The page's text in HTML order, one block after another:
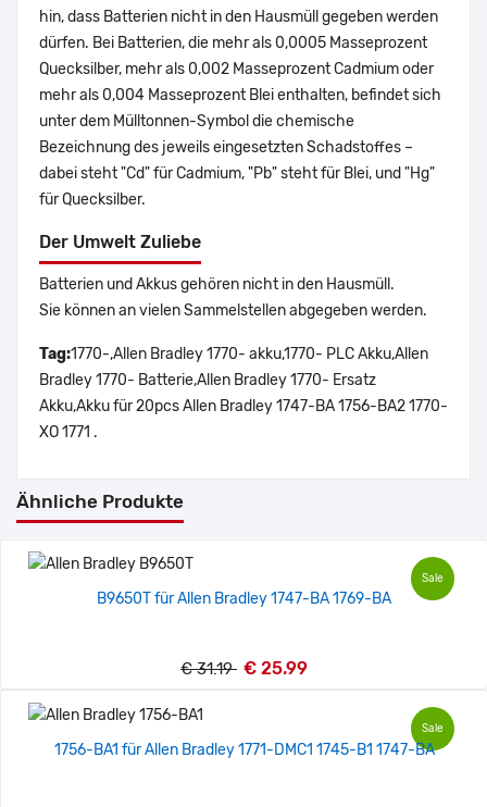
hin, dass Batterien nicht in den Hausmüll gegeben werden
dürfen. Bei Batterien, die mehr als 0,0005 Masseprozent
Quecksilber, mehr als 0,002 Masseprozent Cadmium oder
mehr als 0,004 Masseprozent Blei enthalten, befindet sich
unter dem Mülltonnen-Symbol die chemische
Bezeichnung des jeweils eingesetzten Schadstoffes –
dabei steht "Cd" für Cadmium, "Pb" steht für Blei, und "Hg"
für Quecksilber.
Der Umwelt Zuliebe
Batterien und Akkus gehören nicht in den Hausmüll.
Sie können an vielen Sammelstellen abgegeben werden.
Tag:1770-,Allen Bradley 1770- akku,1770- PLC Akku,Allen
Bradley 1770- Batterie,Allen Bradley 1770- Ersatz
Akku,Akku für 20pcs Allen Bradley 1747-BA 1756-BA2 1770-
XO 1771 .
Ähnliche Produkte
Sale
B9650T für Allen Bradley 1747-BA 1769-BA
€ 31.19 € 25.99
Sale
1756-BA1 für Allen Bradley 1771-DMC1 1745-B1 1747-BA